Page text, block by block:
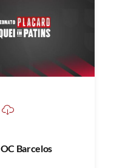
OC Barcelos